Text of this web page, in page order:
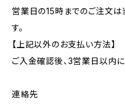
営業日の15時までのご注文
す。
【上記以外のお支払い方法】
ご入金確認後、3営業日以内に
連絡先